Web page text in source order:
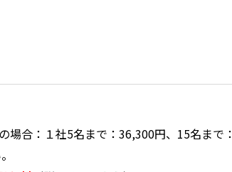
合：１社5名まで：36,300円、15名まで：